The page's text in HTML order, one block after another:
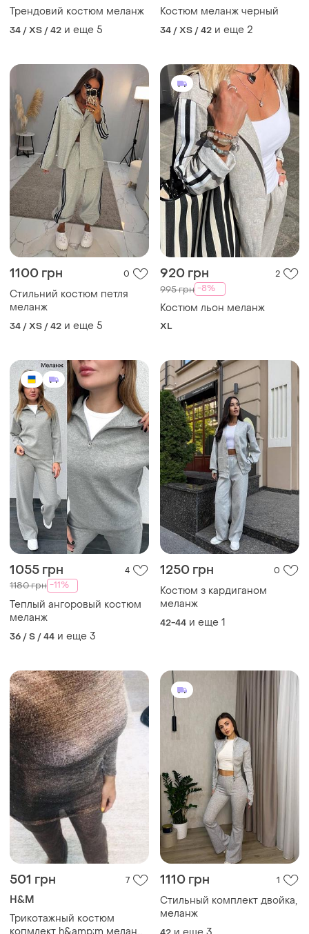
Трендовий костюм меланж
34 / XS / 42 и еще 5
Костюм меланж черный
34 / XS / 42 и еще 2
1100 грн 0
Стильний костюм петля
меланж
34 / XS / 42 и еще 5
920 грн 2
995 грн -8%
Костюм льон меланж
XL
1055 грн 4
1180 грн -11%
Теплый ангоровый костюм
меланж
36 / S / 44 и еще 3
1250 грн 0
Костюм з кардиганом
меланж
42-44 и еще 1
501 грн 7
H&M
Трикотажный костюм
1110 грн 1
Стильный комплект двойка,
меланж